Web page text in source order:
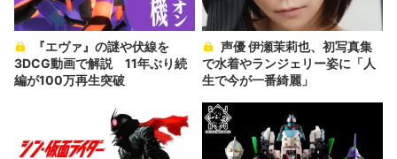
3DCG動画で解説 11年ぶり続
編が100万再生突破
で水着やランジェリー姿に「人
生で今が一番綺麗」